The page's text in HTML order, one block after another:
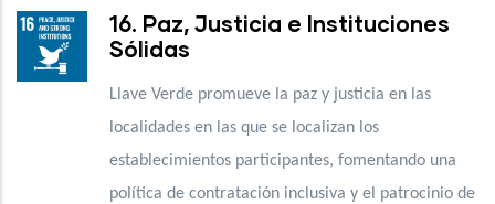
16. Paz, Justicia e Instituciones
Sólidas
Llave Verde promueve la paz y justicia en las
localidades en las que se localizan los
establecimientos participantes, fomentando una
política de contratación inclusiva y el patrocinio de